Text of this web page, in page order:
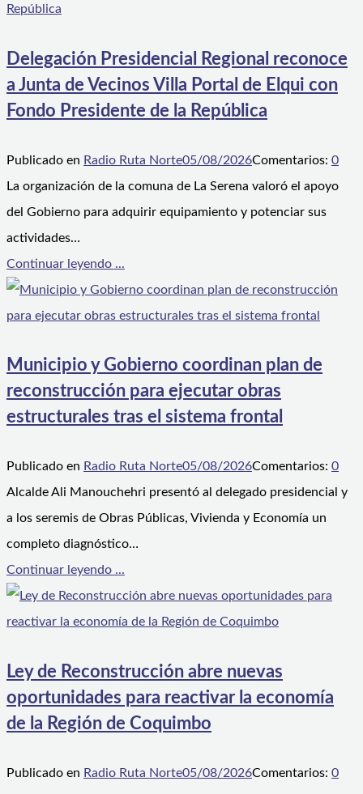
Delegación Presidencial Regional reconoce
a Junta de Vecinos Villa Portal de Elqui con
Fondo Presidente de la República
Publicado en Radio Ruta Norte05/08/2026Comentarios: 0
La organización de la comuna de La Serena valoró el apoyo
del Gobierno para adquirir equipamiento y potenciar sus
actividades…
Continuar leyendo ...
Municipio y Gobierno coordinan plan de
reconstrucción para ejecutar obras
estructurales tras el sistema frontal
Publicado en Radio Ruta Norte05/08/2026Comentarios: 0
Alcalde Ali Manouchehri presentó al delegado presidencial y
a los seremis de Obras Públicas, Vivienda y Economía un
completo diagnóstico…
Continuar leyendo ...
Ley de Reconstrucción abre nuevas
oportunidades para reactivar la economía
de la Región de Coquimbo
Publicado en Radio Ruta Norte05/08/2026Comentarios: 0